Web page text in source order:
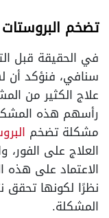
تضخم البروستات
في الحقيقة قبل
سنافي، فنؤكد أن
علاج الكثير من
رأسهم هذه
مشكلة تضخم
العلاج على الفور،
الاعتماد على هذه
نظرًا لكونها تحقق
المشكلة.